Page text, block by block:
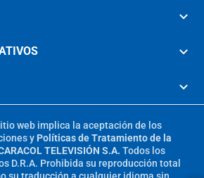
web implica la aceptación de los
y Políticas de Tratamiento de la
TELEVISIÓN S.A. Todos los
D.R.A. Prohibida su reproducción total